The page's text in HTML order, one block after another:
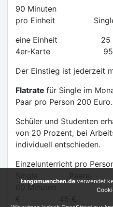
90 Minuten
pro Einheit
eine Einheit
4er-Karte
Der Einstieg ist jederzeit
Flatrate für Single im
Paar pro Person 200 Euro.
Schüler und Studenten
von 20 Prozent, bei
individuell entschieden.
Einzelunterricht pro
60
tangomuenchen.de verwendet